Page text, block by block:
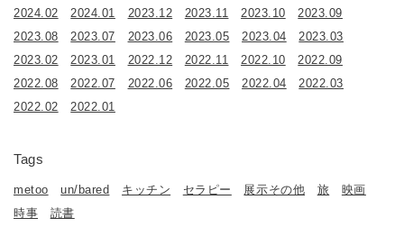
2024.02
2024.01 2023.12 2023.11 2023.10
2023.09
2023.08
2023.07 2023.06 2023.05 2023.04
2023.03
2023.02
2023.01 2022.12 2022.11 2022.10
2022.09
2022.08
2022.07 2022.06 2022.05 2022.04
2022.03
2022.02
2022.01
Tags
metoo un/bared キッチン セラピー 展示その他 旅
映画
時事
読書